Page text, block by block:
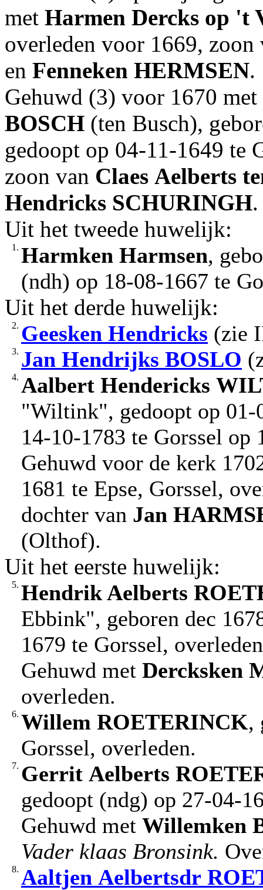
met Harmen Dercks op 't
overleden voor 1669,
en Fenneken HERMSEN.
Gehuwd (3) voor 1670 met
BOSCH (ten Busch),
gedoopt op 04-11-1649 te
zoon van Claes Aelberts
Hendricks SCHURINGH.
Uit het tweede huwelijk:
1. Harmken Harmsen,
(ndh) op 18-08-1667 te
Uit het derde huwelijk:
2. Geesken Hendricks (zie
3. Jan Hendrijks BOSLO
4. Aalbert Hendericks
"Wiltink", gedoopt op 01-
14-10-1783 te Gorssel
Gehuwd voor de kerk
1681 te Epse, Gorssel,
dochter van Jan
(Olthof).
Uit het eerste huwelijk:
5. Hendrik Aelberts
Ebbink", geboren dec
1679 te Gorssel,
Gehuwd met Dercksken
overleden.
6. Willem ROETERINCK,
Gorssel, overleden.
7. Gerrit Aelberts
gedoopt (ndg) op 27-04-
Gehuwd met Willemken
Vader klaas Bronsink.
8. Aaltjen Aelbertsdr